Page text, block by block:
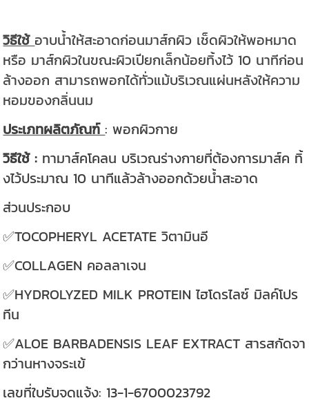
วิธีใช้อาบน้ำให้สะอาดก่อนมาส์กผิว เช็ดผิวให้พอหมาด
หรือ มาส์กผิวในขณะผิวเปียกเล็กน้อยทิ้งไว้ 10 นาทีก่อน
ล้างออก สามารถพอกได้ทั่วแม้บริเวณแผ่นหลังให้ความ
หอมของกลิ่นนม
ประเภทผลิตภัณฑ์: พอกผิวกาย
วิธีใช้ : ทามาส์คโคลน บริเวณร่างกายที่ต้องการมาส์ค ทิ้
งไว้ประมาณ 10 นาทีแล้วล้างออกด้วยน้ำสะอาด
ส่วนประกอบ
✅TOCOPHERYL ACETATE วิตามินอี
✅COLLAGEN คอลลาเจน
✅HYDROLYZED MILK PROTEIN ไฮโดรไลซ์ มิลค์โปร
ทีน
✅ALOE BARBADENSIS LEAF EXTRACT สารสกัดจา
กว่านหางจระเข้
เลขที่ใบรับจดแจ้ง: 13-1-6700023792